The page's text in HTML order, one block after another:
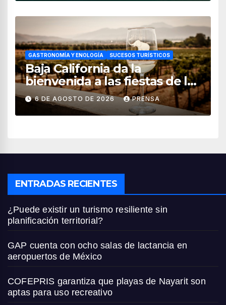
GASTRONOMÍA Y ENOLOGÍA SUCESOS TURÍSTICOS
Baja California da la
bienvenida a las fiestas de la
vendimia 2026
6 DE AGOSTO DE 2026 PRENSA
ENTRADAS RECIENTES
¿Puede existir un turismo resiliente sin
planificación territorial?
GAP cuenta con ocho salas de lactancia en
aeropuertos de México
COFEPRIS garantiza que playas de Nayarit son
aptas para uso recreativo